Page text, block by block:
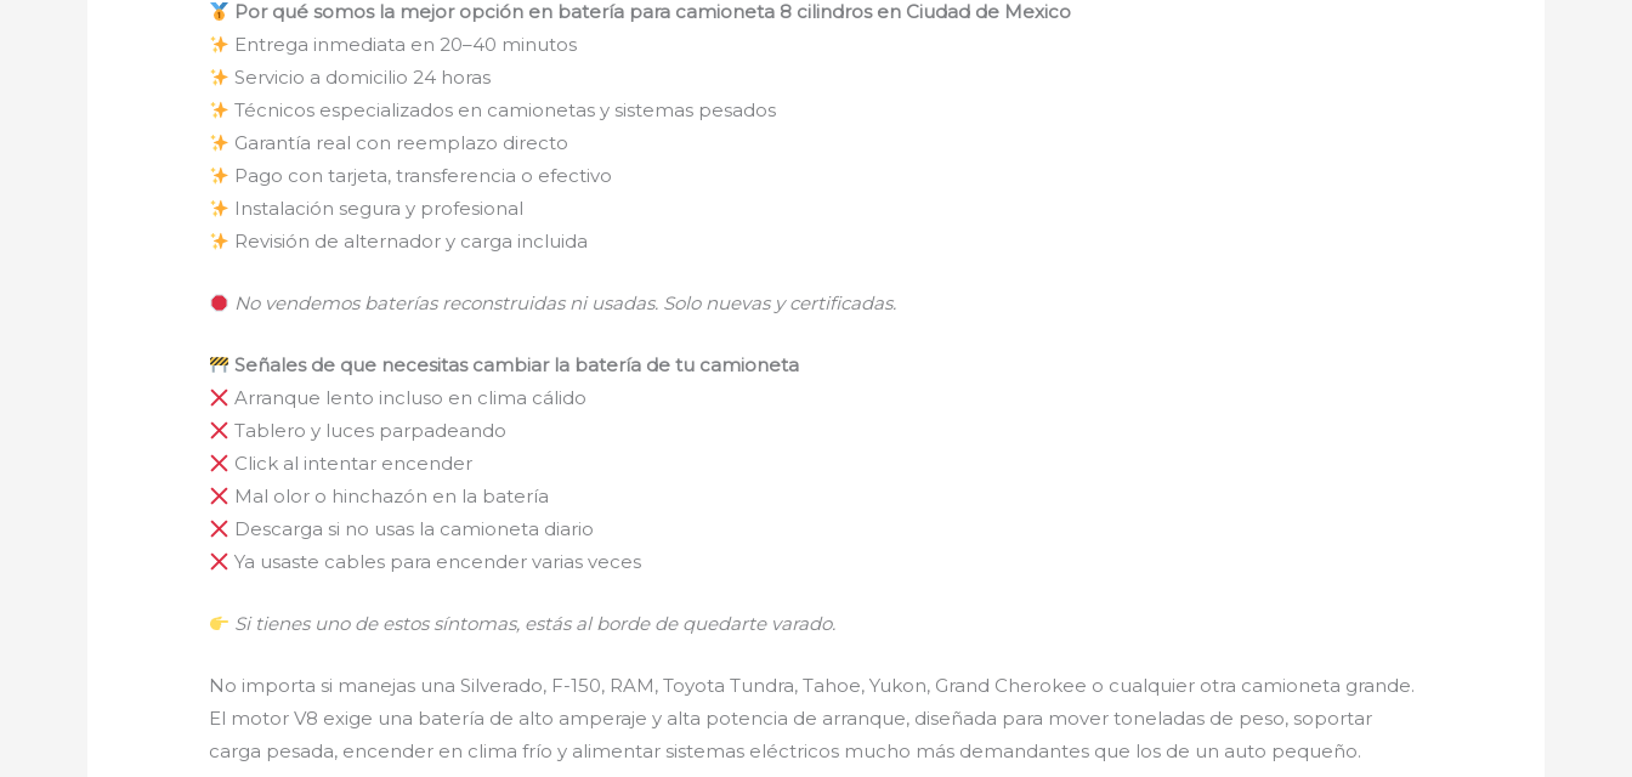
Por qué somos la mejor opción en batería para camioneta 8 cilindros en Ciudad de Mexico
Entrega inmediata en 20–40 minutos
Servicio a domicilio 24 horas
Técnicos especializados en camionetas y sistemas pesados
Garantía real con reemplazo directo
Pago con tarjeta, transferencia o efectivo
Instalación segura y profesional
Revisión de alternador y carga incluida
No vendemos baterías reconstruidas ni usadas. Solo nuevas y certificadas.
Señales de que necesitas cambiar la batería de tu camioneta
Arranque lento incluso en clima cálido
Tablero y luces parpadeando
Click al intentar encender
Mal olor o hinchazón en la batería
Descarga si no usas la camioneta diario
Ya usaste cables para encender varias veces
Si tienes uno de estos síntomas, estás al borde de quedarte varado.
No importa si manejas una Silverado, F-150, RAM, Toyota Tundra, Tahoe, Yukon, Grand Cherokee o cualquier otra camioneta grande.
El motor V8 exige una batería de alto amperaje y alta potencia de arranque, diseñada para mover toneladas de peso, soportar
carga pesada, encender en clima frío y alimentar sistemas eléctricos mucho más demandantes que los de un auto pequeño.